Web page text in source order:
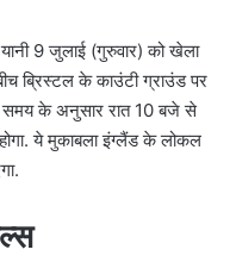
9 जुलाई (गुरुवार) को खेला
ब्रिस्टल के काउंटी ग्राउंड पर
समय के अनुसार रात 10 बजे से
ये मुकाबला इंग्लैंड के लोकल